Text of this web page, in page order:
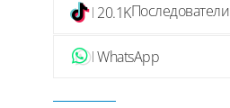
20.1KПоследователи
WhatsApp